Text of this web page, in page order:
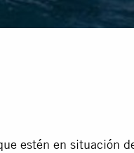
estén en situación